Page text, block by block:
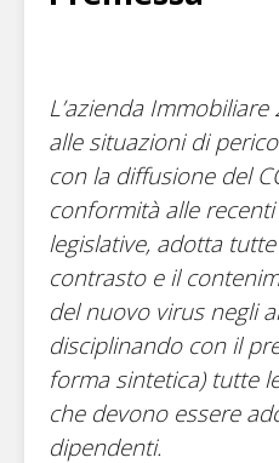
L’azienda
alle situazioni di
con la diffusione del
conformità alle
legislative, adotta
contrasto e il
del nuovo virus negli
disciplinando con il
forma sintetica) tutte
che devono essere
dipendenti.